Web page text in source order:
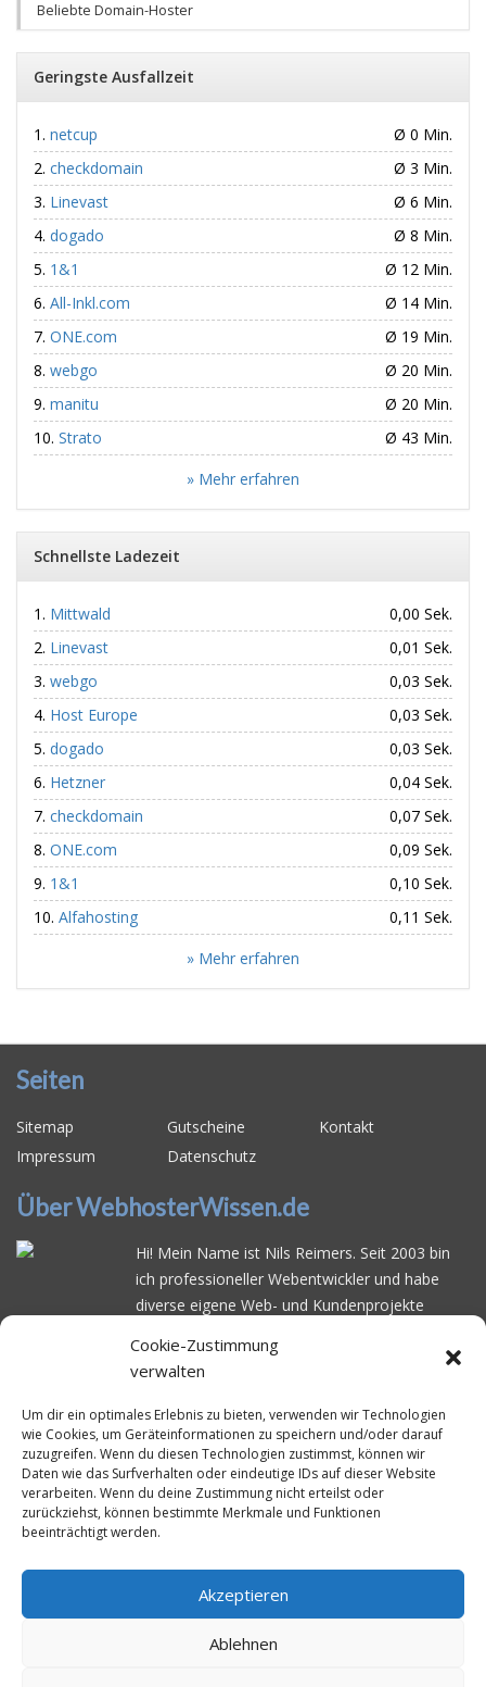
Cookie-Zustimmung
verwalten
Um dir ein optimales Erlebnis zu bieten, verwenden wir Technologien
wie Cookies, um Geräteinformationen zu speichern und/oder darauf
zuzugreifen. Wenn du diesen Technologien zustimmst, können wir
Daten wie das Surfverhalten oder eindeutige IDs auf dieser Website
verarbeiten. Wenn du deine Zustimmung nicht erteilst oder
zurückziehst, können bestimmte Merkmale und Funktionen
beeinträchtigt werden.
Akzeptieren
Ablehnen
Beliebte Domain-Hoster
Geringste Ausfallzeit
netcup
Ø 0 Min.
checkdomain
Ø 3 Min.
Linevast
Ø 6 Min.
dogado
Ø 8 Min.
1&1
Ø 12 Min.
All-Inkl.com
Ø 14 Min.
ONE.com
Ø 19 Min.
webgo
Ø 20 Min.
manitu
Ø 20 Min.
Strato
Ø 43 Min.
» Mehr erfahren
Schnellste Ladezeit
Mittwald
0,00 Sek.
Linevast
0,01 Sek.
webgo
0,03 Sek.
Host Europe
0,03 Sek.
dogado
0,03 Sek.
Hetzner
0,04 Sek.
checkdomain
0,07 Sek.
ONE.com
0,09 Sek.
1&1
0,10 Sek.
Alfahosting
0,11 Sek.
» Mehr erfahren
Seiten
Sitemap Gutscheine
Kontakt
Impressum
Datenschutz
Über WebhosterWissen.de
Hi! Mein Name ist Nils Reimers. Seit 2003 bin
ich professioneller Webentwickler und habe
diverse eigene Web- und Kundenprojekte
schwierig ist gutes Webhosting zu finden: Bei
vielen Anbietern ärgert man sich über
Serverausfälleoder überlangsame
Ladezeiten. Deswegen habe ich im Mai 2016
angefangen, die bekanntesten Webhoster
systematisch zu testen und deren
Erreichbarkeit und Ladezeit für eine typische
Website basierend auf dem beliebten CMS-
System WordPress zu protokollieren. Auf
WebhosterWissen.de werte ich diese
Messungen kontinuierlich aus und gebe euch
unabhängige Empfehlungen für den idealen